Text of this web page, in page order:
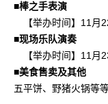
■棒之手表演
【举办时间】11月
■现场乐队演奏
【举办时间】11月
■美食售卖及其他
五平饼、野猪火锅等